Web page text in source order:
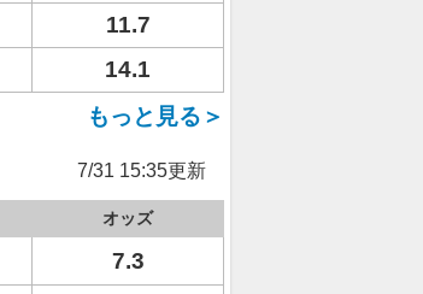
11.7
14.1
もっと見る＞
7/31 15:35更新
オッズ
7.3